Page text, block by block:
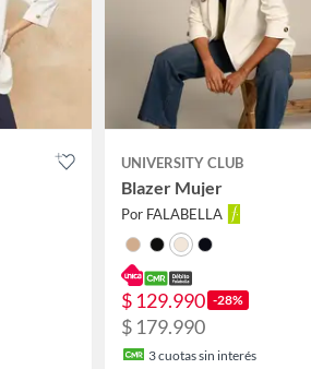
UNIVERSITY CLUB
Blazer Mujer
Por FALABELLA
$ 129.990 -28%
$ 179.990
3cuotas sin interés